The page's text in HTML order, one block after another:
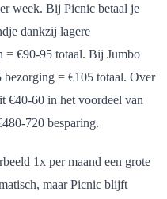
week. Bij Picnic betaal je
dankzij lagere
= €90-95 totaal. Bij Jumbo
bezorging = €105 totaal. Over
€40-60 in het voordeel van
720 besparing.
1x per maand een grote
maar Picnic blijft